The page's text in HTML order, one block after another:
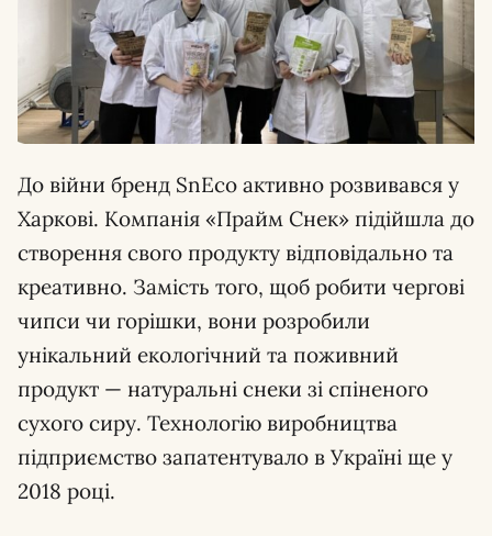
До війни бренд SnEco активно розвивався у
Харкові. Компанія «Прайм Снек» підійшла до
створення свого продукту відповідально та
креативно. Замість того, щоб робити чергові
чипси чи горішки, вони розробили
унікальний екологічний та поживний
продукт — натуральні снеки зі спіненого
сухого сиру. Технологію виробництва
підприємство запатентувало в Україні ще у
2018 році.